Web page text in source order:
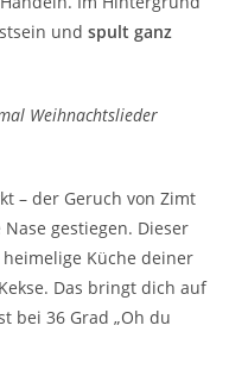
undspult ganz
Weihnachtslieder
– der Geruch von Zimt
gestiegen. Dieser
Küche deiner
Das bringt dich auf
bei 36 Grad „Oh du